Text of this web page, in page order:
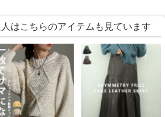
はこちらのアイテムも見ています